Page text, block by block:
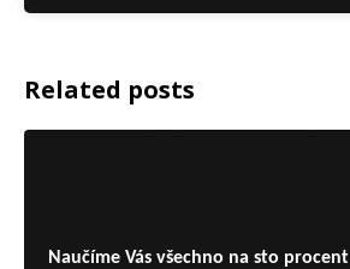
Related posts
Naučíme Vás všechno na sto procent